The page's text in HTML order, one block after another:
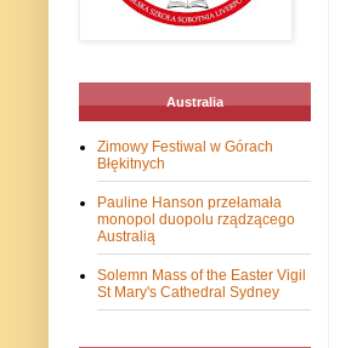
Australia
Zimowy Festiwal w Górach
Błękitnych
Pauline Hanson przełamała
monopol duopolu rządzącego
Australią
Solemn Mass of the Easter Vigil
St Mary's Cathedral Sydney